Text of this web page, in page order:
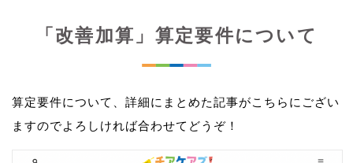
「改善加算」算定要件について
算定要件について、詳細にまとめた記事がこちらにござい
ますのでよろしければ合わせてどうぞ！